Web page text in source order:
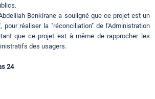
Benkirane a souligné que ce projet est un
pour réaliser la "réconciliation" de l'Administration
que ce projet est à même de rapprocher les
des usagers.
24